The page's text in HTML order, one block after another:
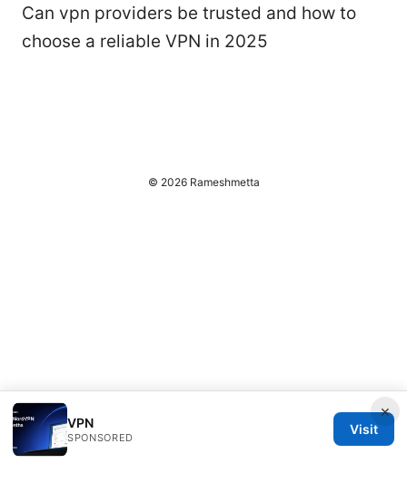
Can vpn providers be trusted and how to
choose a reliable VPN in 2025
×
VPN
SPONSORED
Visit
© 2026 Rameshmetta